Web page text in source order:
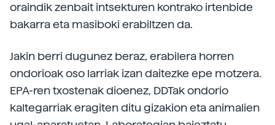
oraindik zenbait intsekturen kontrako irtenbide
bakarra eta masiboki erabiltzen da.
Jakin berri dugunez beraz, erabilera horren
ondorioak oso larriak izan daitezke epe motzera.
EPA-ren txostenak dioenez, DDTak ondorio
kaltegarriak eragiten ditu gizakion eta animalien